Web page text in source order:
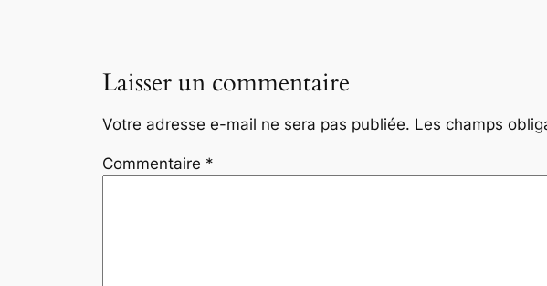
Laisser un commentaire
Votre adresse e-mail ne sera pas publiée. Les champs
Commentaire *